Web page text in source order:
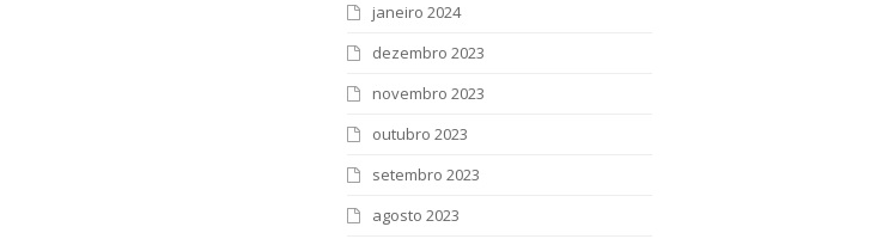
janeiro 2024
dezembro 2023
novembro 2023
outubro 2023
setembro 2023
agosto 2023